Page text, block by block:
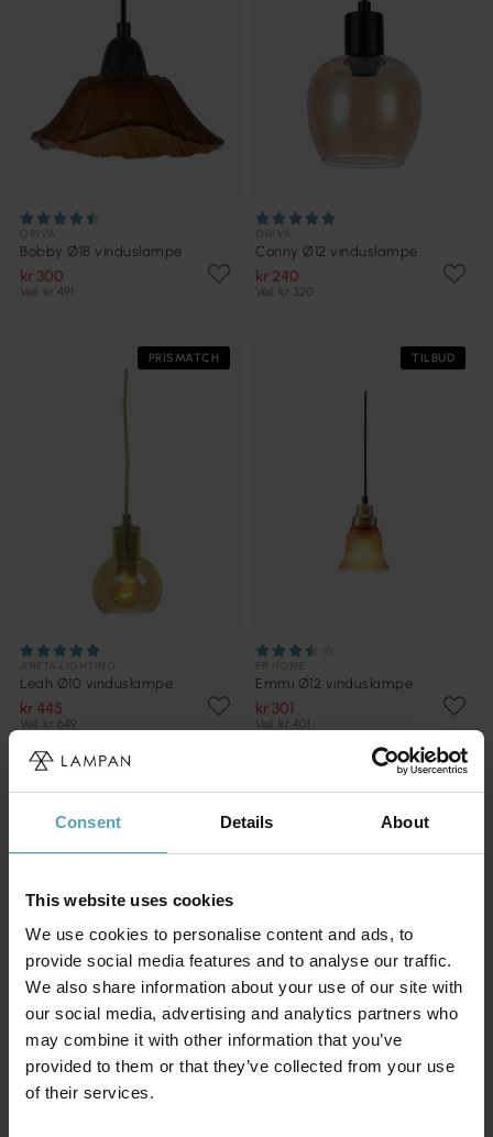
Consent Details About
This website uses cookies
We use cookies to personalise content and ads, to
provide social media features and to analyse our traffic.
We also share information about your use of our site with
our social media, advertising and analytics partners who
may combine it with other information that you’ve
provided to them or that they’ve collected from your use
of their services.
Bobby Ø18 vinduslampe
kr 300
Veil. kr 491
Conny Ø12 vinduslampe
kr 240
Veil. kr 320
PRISMATCH
Leah Ø10 vinduslampe
kr 445
Veil. kr 649
TILBUD
Emmi Ø12 vinduslampe
kr 301
Veil. kr 401
LAMPAN
TILBUD